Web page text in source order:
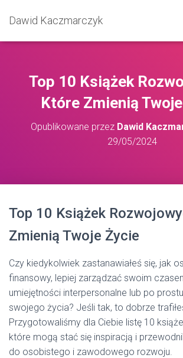
Dawid Kaczmarczyk
Top 10 Książek
Które Zmienią
Opublikowane przez Dawid
29/05/2024
Top 10 Książek
Zmienią Twoje Życie
Czy kiedykolwiek zastanawiałeś się, jak
finansowy, lepiej zarządzać swoim
umiejętności interpersonalne lub po
swojego życia? Jeśli tak, to dobrze
Przygotowaliśmy dla Ciebie listę 10
które mogą stać się inspiracją i
do osobistego i zawodowego rozwoju.